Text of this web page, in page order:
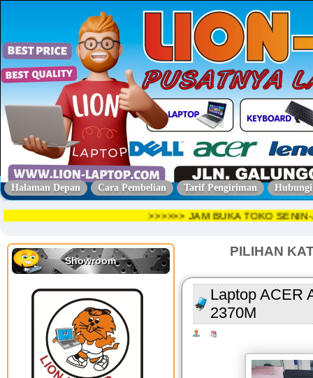
Halaman Depan Cara Pembelian Tarif Pengiriman
>>>>>> JAM BUKA TOKO
Showroom
PILIHAN
Laptop ACER
2370M